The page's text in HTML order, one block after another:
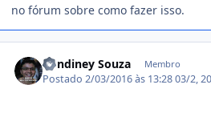
no fórum sobre como fazer isso.
Rondiney Souza Membro
Postado2/03/2016 às 13:2803/2,